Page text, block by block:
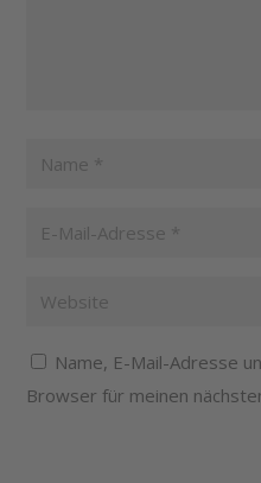
Name, E-Mail-Adresse
Browser für meinen